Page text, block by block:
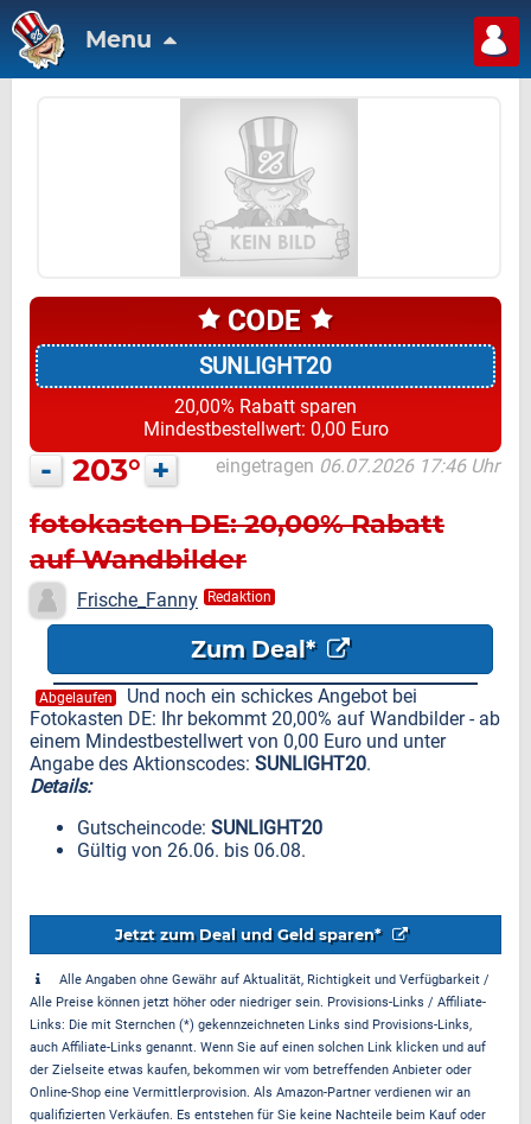
Menu
SUNLIGHT20
20,00% Rabatt sparen
Mindestbestellwert: 0,00 Euro
- 203° + eingetragen 06.07.2026 17:46 Uhr
fotokasten DE: 20,00% Rabatt
auf Wandbilder
Frische_Fanny Redaktion
Zum Deal*
Abgelaufen
Und noch ein schickes Angebot bei
Fotokasten DE: Ihr bekommt 20,00% auf Wandbilder - ab
einem Mindestbestellwert von 0,00 Euro und unter
Angabe des Aktionscodes: SUNLIGHT20.
Details:
Gutscheincode: SUNLIGHT20
Gültig von 26.06. bis 06.08.
Jetzt zum Deal und Geld sparen*
Alle Angaben ohne Gewähr auf Aktualität, Richtigkeit und Verfügbarkeit /
Alle Preise können jetzt höher oder niedriger sein. Provisions-Links / Affiliate-
Links: Die mit Sternchen (*) gekennzeichneten Links sind Provisions-Links,
auch Affiliate-Links genannt. Wenn Sie auf einen solchen Link klicken und auf
der Zielseite etwas kaufen, bekommen wir vom betreffenden Anbieter oder
Online-Shop eine Vermittlerprovision. Als Amazon-Partner verdienen wir an
qualifizierten Verkäufen. Es entstehen für Sie keine Nachteile beim Kauf oder